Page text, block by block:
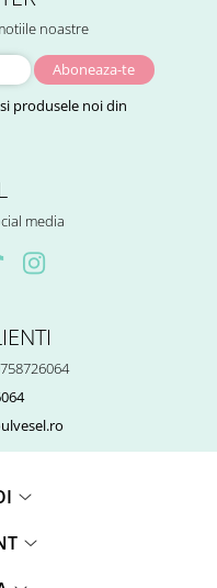
noastre
produsele noi din
media